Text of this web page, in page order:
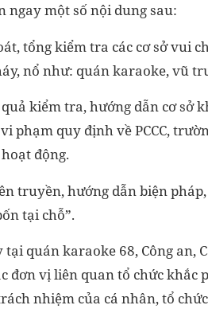
ngay một số nội dung sau:
tổng kiểm tra các cơ sở vui
nổ như: quán karaoke, vũ
kiểm tra, hướng dẫn cơ sở
phạm quy định về PCCC,
động.
truyền, hướng dẫn biện
tại chỗ”.
quán karaoke 68, Công an,
đơn vị liên quan tổ chức khắc
nhiệm của cá nhân, tổ